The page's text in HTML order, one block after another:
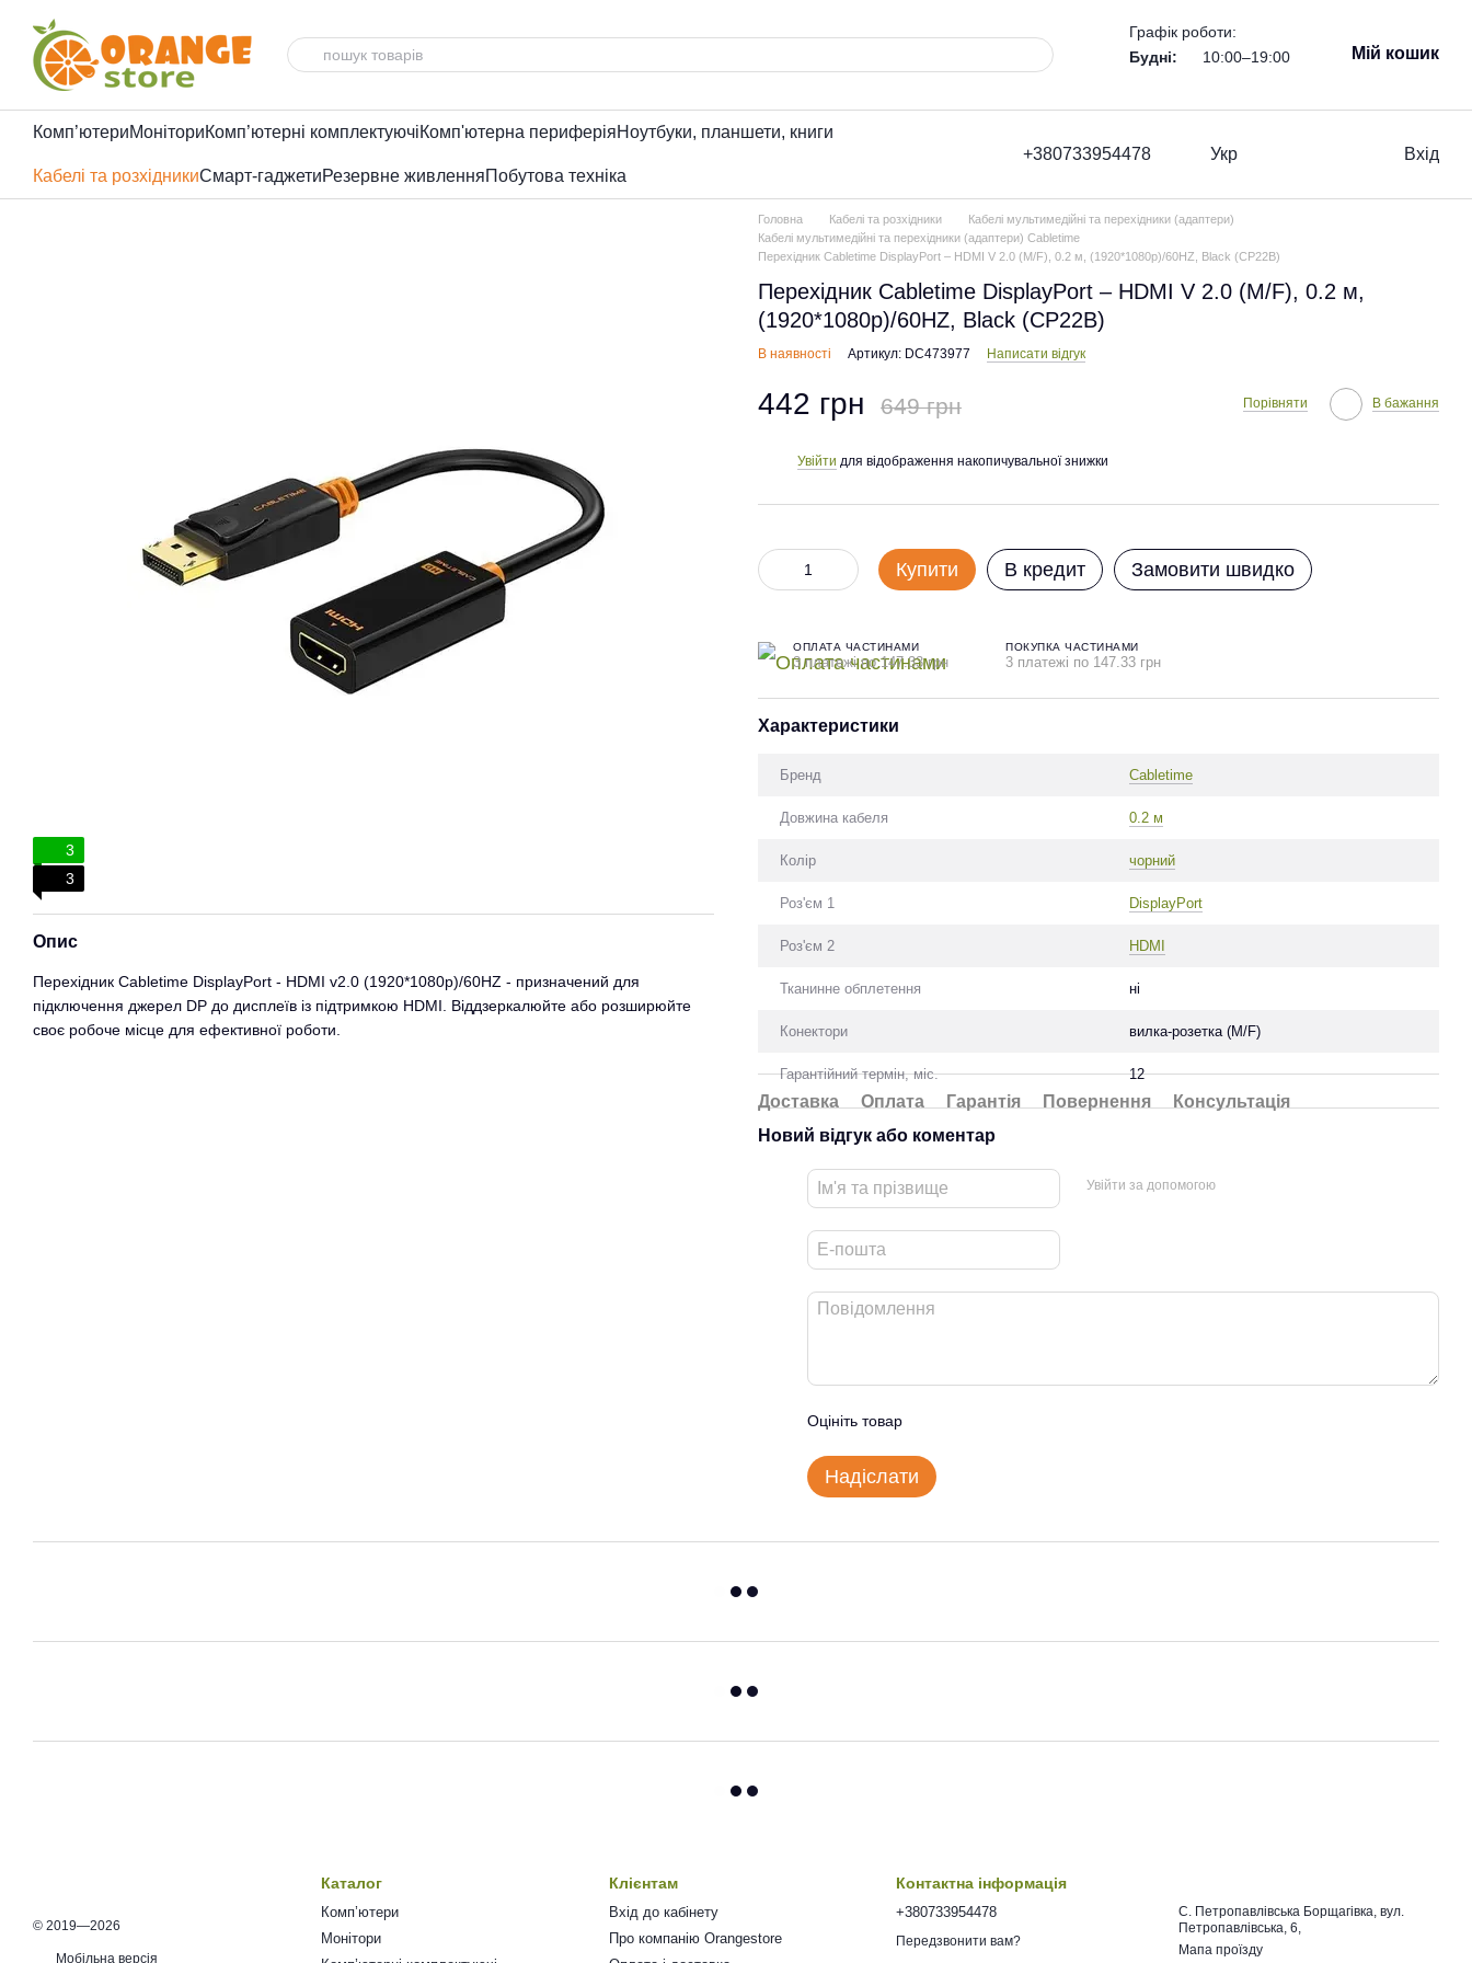
Перейти до основного контенту
Графік роботи:
Будні:
10:00–19:00 Мій кошик
Комп’ютериМоніториКомп’ютерні комплектуючіКомп'ютерна периферіяНоутбуки, планшети, книги
Кабелі та розхідникиСмарт-гаджетиРезервне живленняПобутова техніка
+380733954478 Укр Вхід
3
3
Опис
Перехідник Сabletime DisplayPort - HDMI v2.0 (1920*1080p)/60HZ - призначений для
підключення джерел DP до дисплеїв із підтримкою HDMI. Віддзеркалюйте або розширюйте
своє робоче місце для ефективної роботи.
Головна Кабелі та розхідники
Кабелі мультимедійні та перехідники (адаптери)
Кабелі мультимедійні та перехідники (адаптери) Cabletime
Перехідник Сabletime DisplayPort – HDMI V 2.0 (M/F), 0.2 м, (1920*1080p)/60HZ, Black (CP22B)
Перехідник Сabletime DisplayPort – HDMI V 2.0 (M/F), 0.2 м,
(1920*1080p)/60HZ, Black (CP22B)
В наявності Артикул: DC473977 Написати відгук
442 грн 649 грн Порівняти В бажання
Увійти для відображення накопичувальної знижки
Купити В кредит Замовити швидко
ОПЛАТА ЧАСТИНАМИ
3 платежі по 147.33 грн
ПОКУПКА ЧАСТИНАМИ
3 платежі по 147.33 грн
Характеристики
Бренд Cabletime
Довжина кабеля 0.2 м
Колір чорний
Роз'єм 1 DisplayPort
Роз'єм 2 HDMI
Тканинне обплетення ні
Конектори вилка-розетка (M/F)
Гарантійний термін, міс. 12
Доставка Оплата Гарантія Повернення
Консультація
Новий відгук або коментар
Увійти за допомогою
Оцініть товар
Надіслати
© 2019—2026
Мобільна версія
Каталог
Комп’ютери
Монітори
Клієнтам
Вхід до кабінету
Про компанію Orangestore
Контактна інформація
+380733954478
Передзвонити вам?
C. Петропавлівська Борщагівка, вул.
Петропавлівська, 6,
Мапа проїзду